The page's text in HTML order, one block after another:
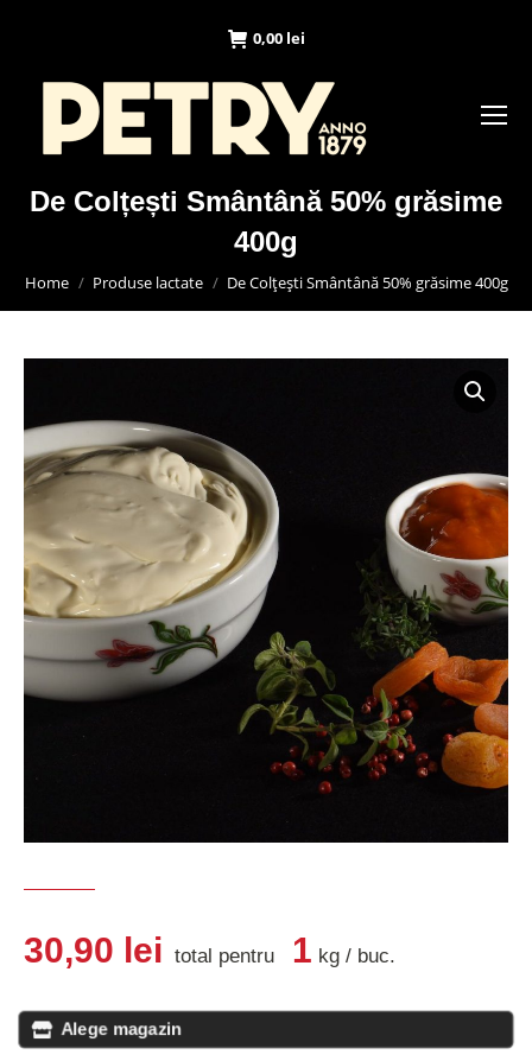
0,00 lei
De Colțești Smântână 50% grăsime
400g
You are here:
Home Produse lactate De Colțești Smântână 50% grăsime 400g
30,90 lei total pentru 1 kg / buc.
Alege magazin